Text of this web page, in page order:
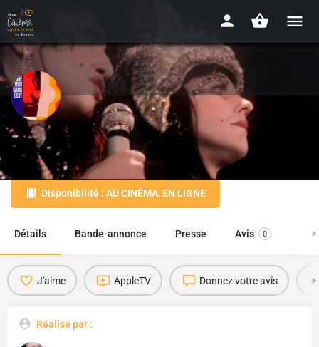
Il était une fois dans L'Est
1974 - 1h41
Disponibilité : AU CINÉMA, EN LIGNE
Détails Bande-annonce Presse Avis 0
J'aime AppleTV Donnez votre avis
Réalisé par :